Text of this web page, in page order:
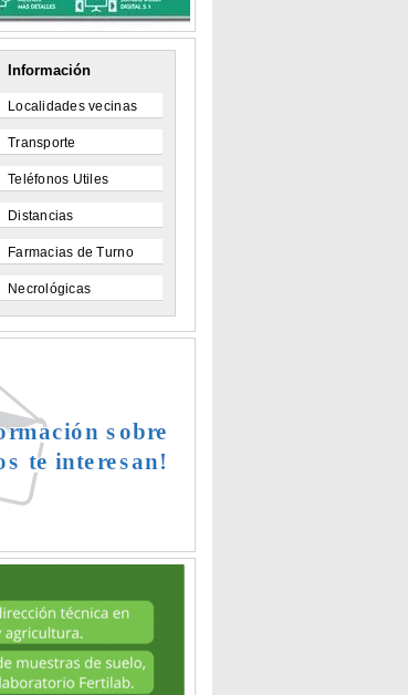
Información
Localidades vecinas
Transporte
Teléfonos Utiles
Distancias
Farmacias de Turno
Necrológicas